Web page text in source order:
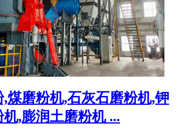
煤磨粉机,石灰石磨粉机,钾
,膨润土磨粉机 ...